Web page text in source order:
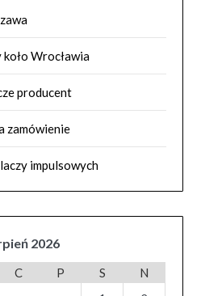
Wrocławia
producent
zamówienie
impulsowych
2026
C P S
N